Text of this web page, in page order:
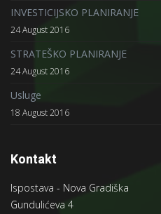
INVESTICIJSKO PLANIRANJE
24 August 2016
STRATEŠKO PLANIRANJE
24 August 2016
Usluge
18 August 2016
Kontakt
Ispostava - Nova Gradiška
Gundulićeva 4